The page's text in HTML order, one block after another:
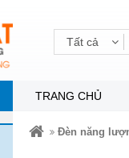
Tất cả
TRANG CHỦ
Đèn năng